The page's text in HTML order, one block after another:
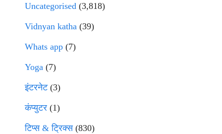
Uncategorised (3,818)
Vidnyan katha (39)
Whats app (7)
Yoga (7)
इंटरनेट(3)
कंप्युटर (1)
टिप्स & ट्रिक्स(830)